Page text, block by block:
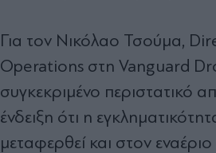
Για τον Νικόλαο Τσούμα,
Operations στη Vanguard
συγκεκριμένο περιστατικό
ένδειξη ότι η
μεταφερθεί και στον